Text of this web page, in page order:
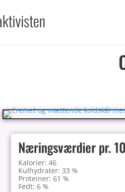
Næringsværdier pr.
Kalorier: 46
Kulhydrater: 33 %
Proteiner: 61 %
Fedt: 6 %